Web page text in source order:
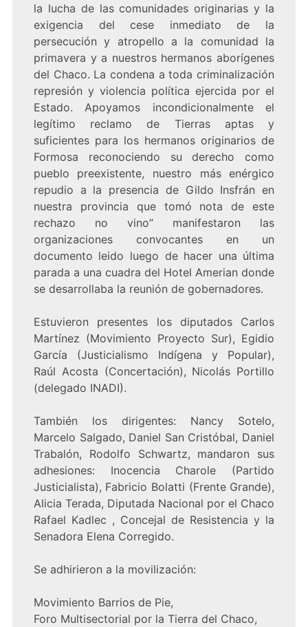
la lucha de las comunidades originarias y la
exigencia del cese inmediato de la
persecución y atropello a la comunidad la
primavera y a nuestros hermanos aborígenes
del Chaco. La condena a toda criminalización
represión y violencia política ejercida por el
Estado. Apoyamos incondicionalmente el
legítimo reclamo de Tierras aptas y
suficientes para los hermanos originarios de
Formosa reconociendo su derecho como
pueblo preexistente, nuestro más enérgico
repudio a la presencia de Gildo Insfrán en
nuestra provincia que tomó nota de este
rechazo no vino” manifestaron las
organizaciones convocantes en un
documento leido luego de hacer una última
parada a una cuadra del Hotel Amerian donde
se desarrollaba la reunión de gobernadores.
Estuvieron presentes los diputados Carlos
Martínez (Movimiento Proyecto Sur), Egidio
García (Justicialismo Indígena y Popular),
Raúl Acosta (Concertación), Nicolás Portillo
(delegado INADI).
También los dirigentes: Nancy Sotelo,
Marcelo Salgado, Daniel San Cristóbal, Daniel
Trabalón, Rodolfo Schwartz, mandaron sus
adhesiones: Inocencia Charole (Partido
Justicialista), Fabricio Bolatti (Frente Grande),
Alicia Terada, Diputada Nacional por el Chaco
Rafael Kadlec , Concejal de Resistencia y la
Senadora Elena Corregido.
Se adhirieron a la movilización:
Movimiento Barrios de Pie,
Foro Multisectorial por la Tierra del Chaco,